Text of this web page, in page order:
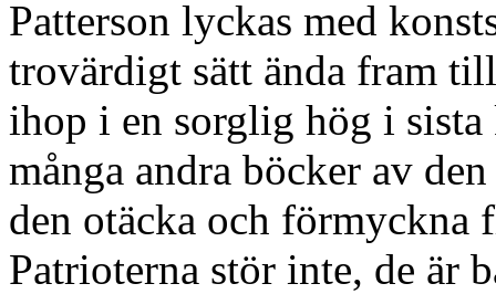
Patterson lyckas med
trovärdigt sätt ända fram
ihop i en sorglig hög i
många andra böcker av
den otäcka och
Patrioterna stör inte, de är